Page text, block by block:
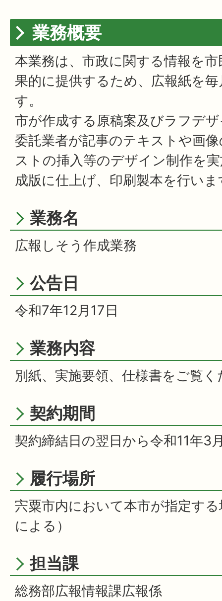
業務概要
本業務は、市政に関する情報を
果的に提供するため、広報紙を
す。
市が作成する原稿案及びラフデ
委託業者が記事のテキストや画
ストの挿入等のデザイン制作を
成版に仕上げ、印刷製本を行いま
業務名
広報しそう作成業務
公告日
令和7年12月17日
業務内容
別紙、実施要領、仕様書をご覧
契約期間
契約締結日の翌日から令和11年3
履行場所
宍粟市内において本市が指定す
による）
担当課
総務部広報情報課広報係